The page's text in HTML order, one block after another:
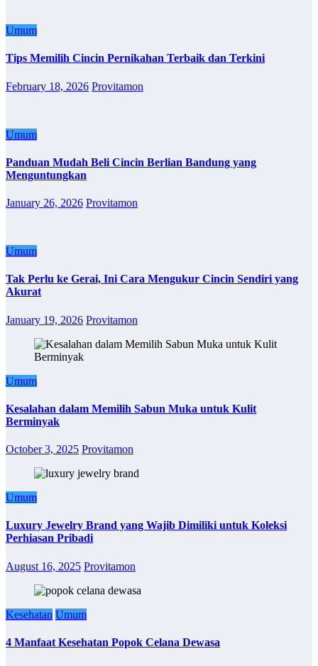
Umum
Tips Memilih Cincin Pernikahan Terbaik dan Terkini
February 18, 2026 Provitamon
Umum
Panduan Mudah Beli Cincin Berlian Bandung yang
Menguntungkan
January 26, 2026 Provitamon
Umum
Tak Perlu ke Gerai, Ini Cara Mengukur Cincin Sendiri yang
Akurat
January 19, 2026 Provitamon
Umum
Kesalahan dalam Memilih Sabun Muka untuk Kulit
Berminyak
October 3, 2025 Provitamon
Umum
Luxury Jewelry Brand yang Wajib Dimiliki untuk Koleksi
Perhiasan Pribadi
August 16, 2025 Provitamon
Kesehatan Umum
4 Manfaat Kesehatan Popok Celana Dewasa